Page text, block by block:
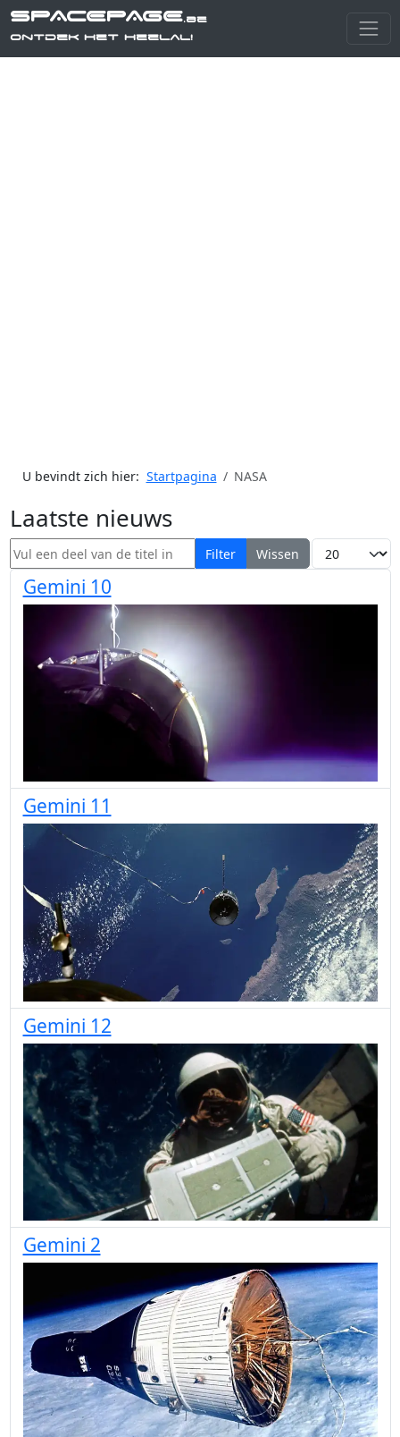
SPACEPAGE.be
Ontdek het heelal!
U bevindt zich hier: Startpagina NASA
Laatste nieuws
Vul een deel van de titel in Filter Wissen Toon #
Gemini 10
Gemini 11
Gemini 12
Gemini 2